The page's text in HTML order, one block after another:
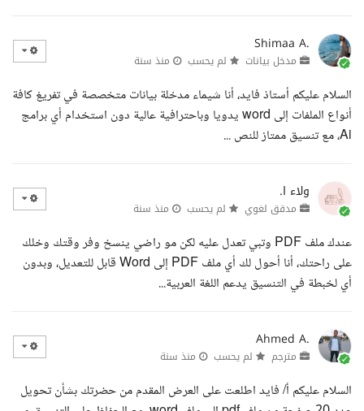
Shimaa A.
مدخل بيانات لم يحسب منذ سنة
السلام عليكم أستاذ فايد، أنا شيماء مدخلة بيانات متخصصة في تفريغ كافة
أنواع الملفات إلى word يدويا وباحترافية عالية دون استخدام أي برامج
Ai، مع تنسيق ممتاز للنص ...
ولاء ا.
مدقق لغوي لم يحسب منذ سنة
عندك ملف PDF وتبي تعدل عليه لكن مو راضي ينسخ وفر وقتك وخلك
على راحتك، أنا أحول لك أي ملف PDF إلى Word قابل للتعديل، وبدون
أي لخبطة في التنسيق يدعم اللغة العربية...
Ahmed A.
مترجم لم يحسب منذ سنة
السلام عليكم أ/ فايد اطلعت على العرض المقدم من حضرتك بشأن تحويل